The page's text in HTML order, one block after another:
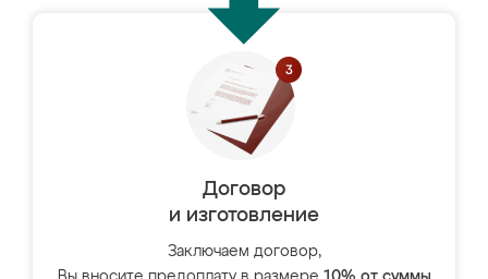
Договор
и изготовление
Заключаем договор,